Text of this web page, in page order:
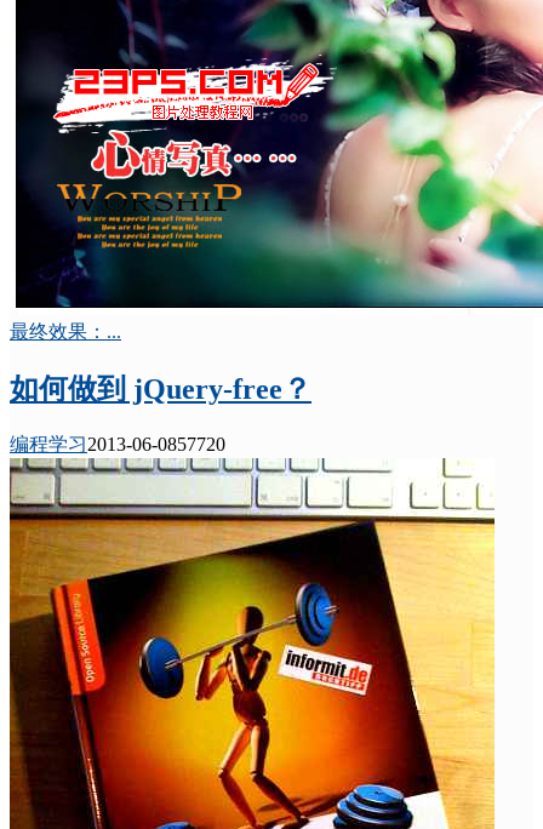
最终效果：...
如何做到 jQuery-free？
编程学习2013-06-0857720